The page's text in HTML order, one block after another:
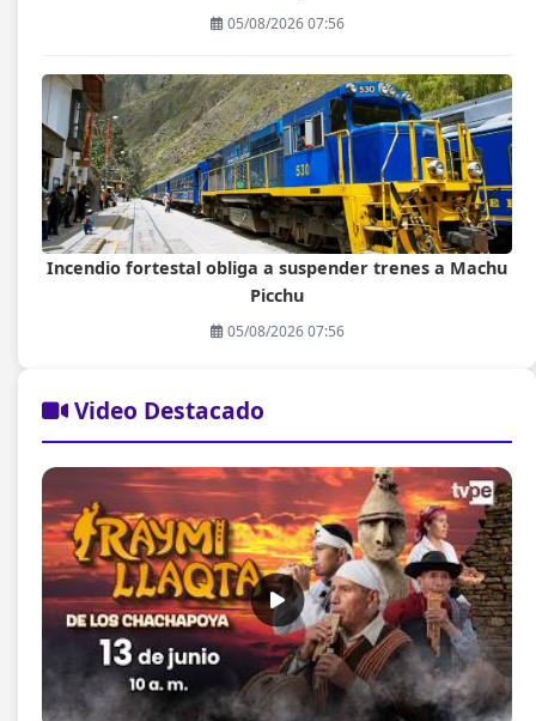
05/08/2026 07:56
Incendio fortestal obliga a suspender trenes a Machu
Picchu
05/08/2026 07:56
Video Destacado